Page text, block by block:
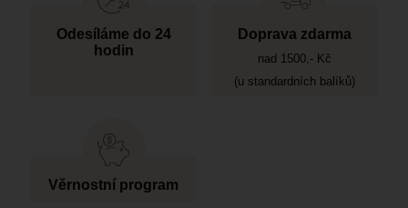
Odesíláme do 24
hodin
Doprava zdarma
nad 1500,- Kč
(u standardních balíků)
Věrnostní program